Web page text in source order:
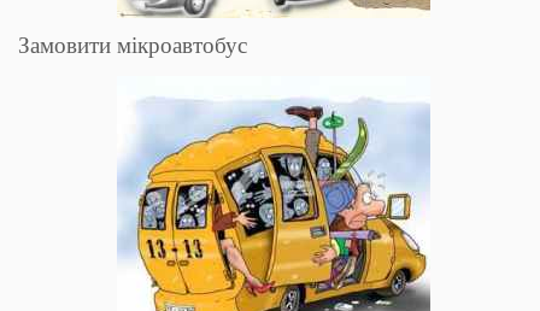
Замовити мікроавтобус